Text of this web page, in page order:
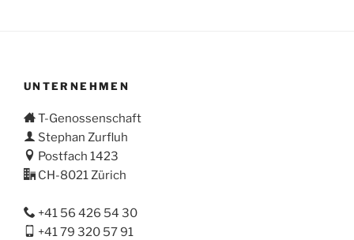
UNTERNEHMEN
T-Genossenschaft
Stephan Zurfluh
Postfach 1423
CH-8021 Zürich
+41 56 426 54 30
+41 79 320 57 91